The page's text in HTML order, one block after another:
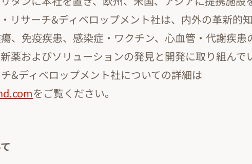
リサーチ&ディベロップメント社は、内外の革新的
、免疫疾患、感染症・ワクチン、心血管・代謝疾患
薬およびソリューションの発見と開発に取り組んで
&ディベロップメント社についての詳細は
をご覧ください。